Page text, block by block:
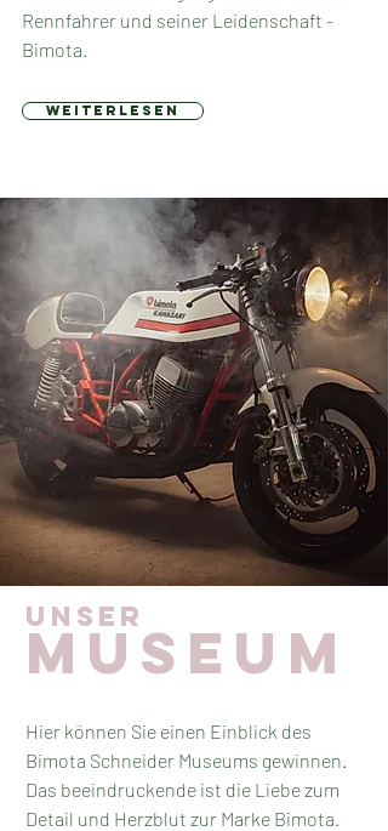
Rennfahrer und seiner Leidenschaft -
Bimota.
weiterlesen
unser
museum
Hier können Sie einen Einblick des
Bimota Schneider Museums gewinnen.
Das beeindruckende ist die Liebe zum
Detail und Herzblut zur Marke Bimota.